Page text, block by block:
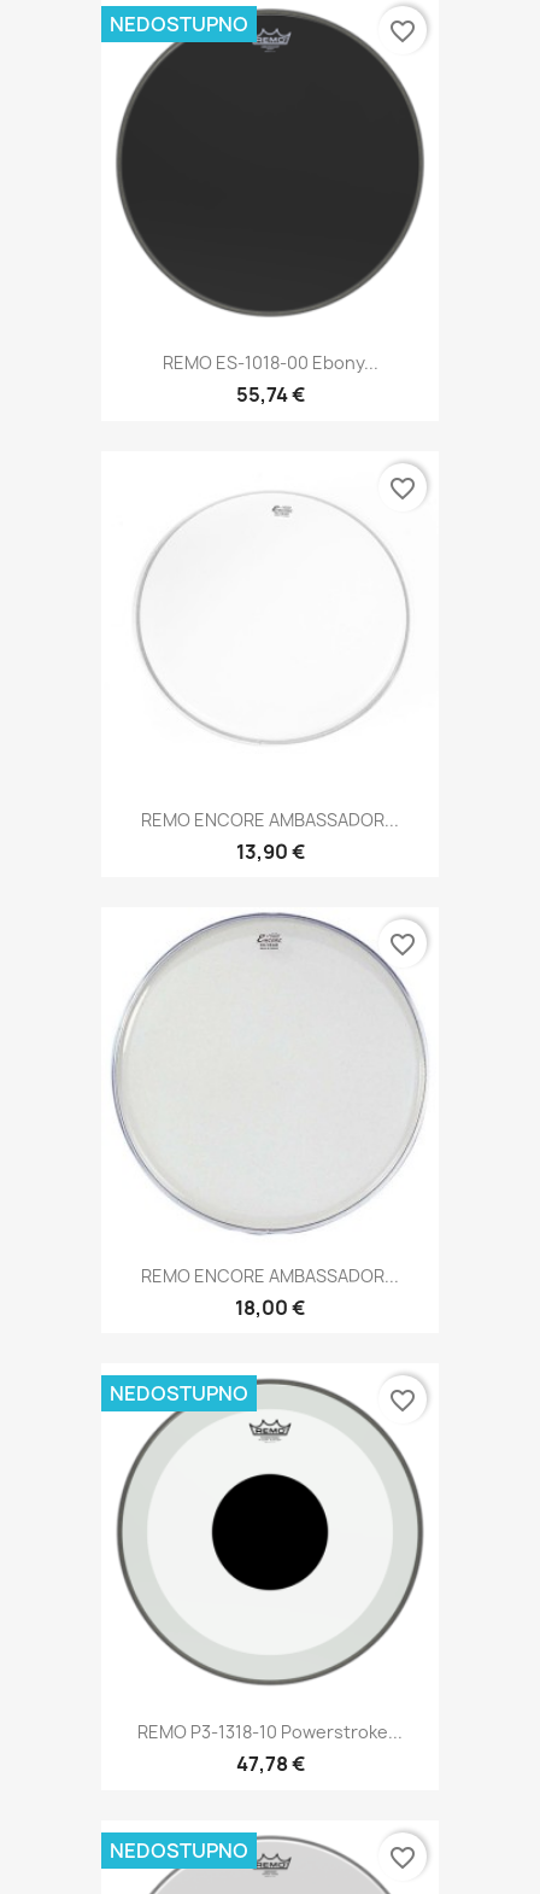
REMO ES-1018-00 Ebony...
55,74 €
NEDOSTUPNO favorite_border
REMO ENCORE AMBASSADOR...
13,90 €
favorite_border
REMO ENCORE AMBASSADOR...
18,00 €
favorite_border
REMO P3-1318-10 Powerstroke...
47,78 €
NEDOSTUPNO favorite_border
NEDOSTUPNO favorite_border